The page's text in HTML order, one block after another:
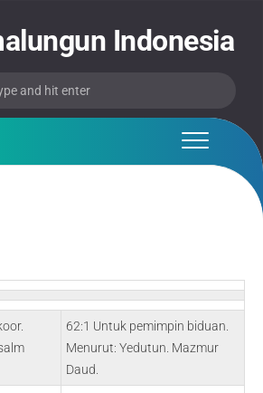
Indonesia
62:1 Untuk pemimpin biduan.
Menurut: Yedutun. Mazmur
Daud.